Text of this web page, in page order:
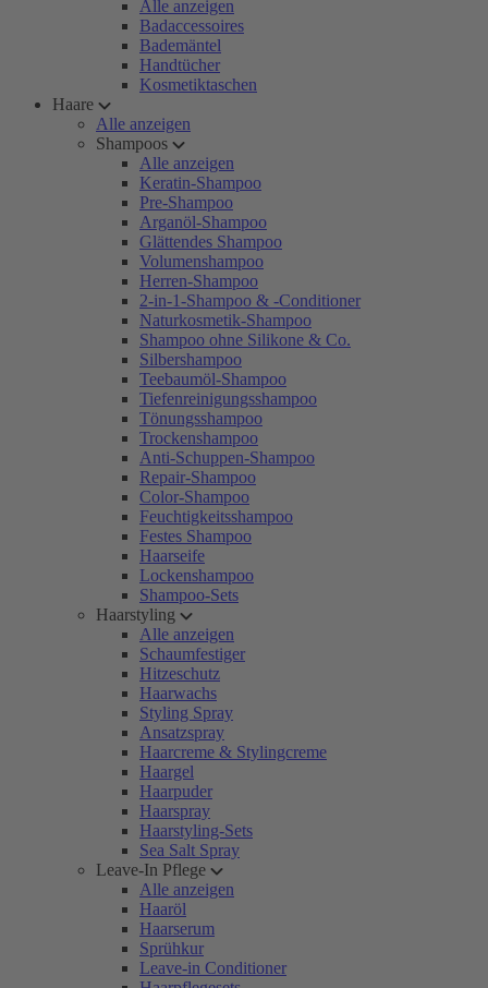
Alle anzeigen
Badaccessoires
Bademäntel
Handtücher
Kosmetiktaschen
Haare
Alle anzeigen
Shampoos
Alle anzeigen
Keratin-Shampoo
Pre-Shampoo
Arganöl-Shampoo
Glättendes Shampoo
Volumenshampoo
Herren-Shampoo
2-in-1-Shampoo & -Conditioner
Naturkosmetik-Shampoo
Shampoo ohne Silikone & Co.
Silbershampoo
Teebaumöl-Shampoo
Tiefenreinigungsshampoo
Tönungsshampoo
Trockenshampoo
Anti-Schuppen-Shampoo
Repair-Shampoo
Color-Shampoo
Feuchtigkeitsshampoo
Festes Shampoo
Haarseife
Lockenshampoo
Shampoo-Sets
Haarstyling
Alle anzeigen
Schaumfestiger
Hitzeschutz
Haarwachs
Styling Spray
Ansatzspray
Haarcreme & Stylingcreme
Haargel
Haarpuder
Haarspray
Haarstyling-Sets
Sea Salt Spray
Leave-In Pflege
Alle anzeigen
Haaröl
Haarserum
Sprühkur
Leave-in Conditioner